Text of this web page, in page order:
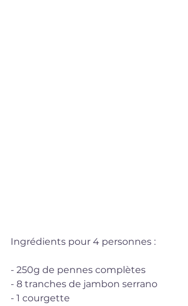
Ingrédients pour 4 personnes :
- 250g de pennes complètes
- 8 tranches de jambon serrano
- 1 courgette